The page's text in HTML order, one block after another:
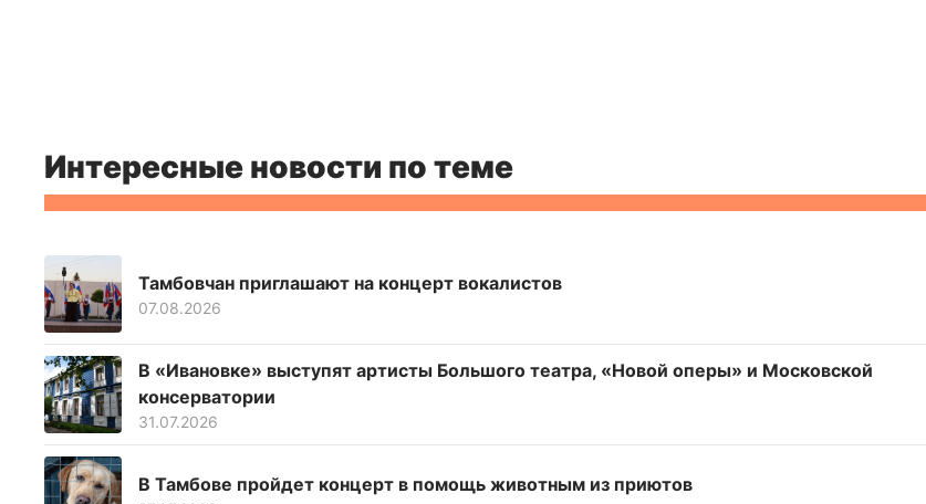
Интересные новости по теме
Тамбовчан приглашают на концерт вокалистов
07.08.2026
В «Ивановке» выступят артисты Большого театра, «Новой оперы» и Московской
консерватории
31.07.2026
В Тамбове пройдет концерт в помощь животным из приютов